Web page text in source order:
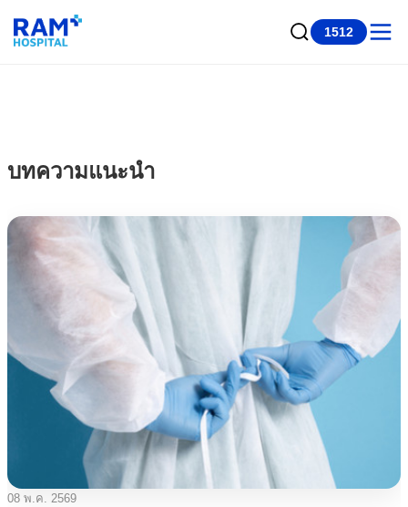
1512
บทความแนะนำ
08 พ.ค. 2569